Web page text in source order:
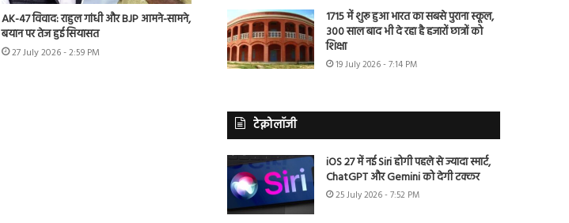
AK-47 विवाद: राहुल गांधी और BJP आमने-सामने,
बयान पर तेज हुई सियासत
27 July 2026 - 2:59 PM
1715 में शुरू हुआ भारत का सबसे पुराना स्कूल,
300 साल बाद भी दे रहा है हजारों छात्रों को
शिक्षा
19 July 2026 - 7:14 PM
टेक्नोलॉजी
iOS 27 में नई Siri होगी पहले से ज्यादा स्मार्ट,
ChatGPT और Gemini को देगी टक्कर
25 July 2026 - 7:52 PM